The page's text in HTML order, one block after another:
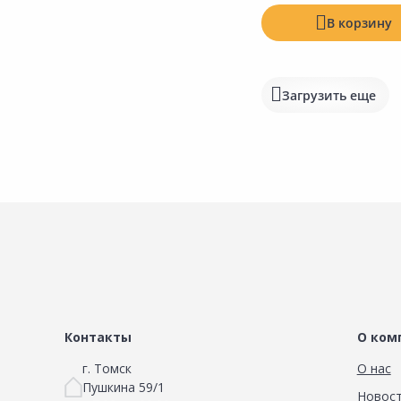
В корзину
Загрузить еще
Контакты
г. Томск
Пушкина 59/1
О
О нас